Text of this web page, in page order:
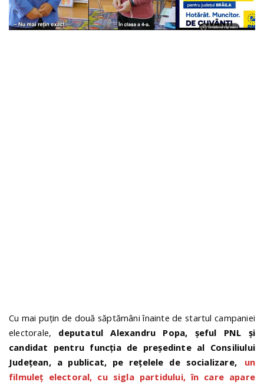
t
Cu mai puțin de două săptămâni înainte de startul campaniei
electorale, deputatul Alexandru Popa, șeful PNL și
candidat pentru funcția de președinte al Consiliului
Județean, a publicat, pe rețelele de socializare,
un
filmuleț electoral, cu sigla partidului, în care apare